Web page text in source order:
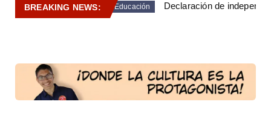
BREAKING NEWS: Educación Declaración de